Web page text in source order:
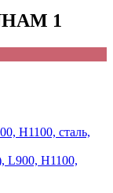
1
L900, H1100,